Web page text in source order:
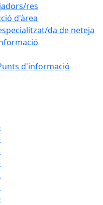
res
d'àrea
da de neteja
d'informació